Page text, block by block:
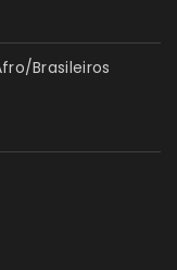
Brasileiros